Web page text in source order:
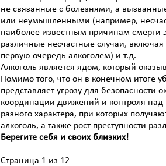
не связанные с болезнями, а
или неумышленными (например,
наиболее известным причинам смерти
различные несчастные случаи,
первую очередь алкоголем) и т.д.
Алкоголь является ядом, который
Помимо того, что он в конечном итоге
представляет угрозу для
координации движений и контроля над
разного характера, при которых
алкоголь, а также рост преступности
Берегите себя и своих близких!
Страница 1 из 12